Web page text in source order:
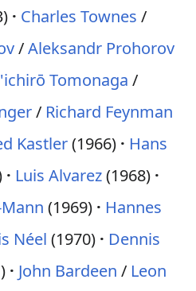
Charles Townes /
/Aleksandr Prohorov
Tomonaga /
/ Richard Feynman
Kastler(1966)
Hans
Luis Alvarez(1968)
(1969)
Hannes
Néel (1970)
Dennis
John Bardeen / Leon